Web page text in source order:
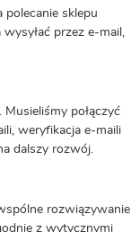
polecanie sklepu
przez e-mail,
połączyć
weryfikacja e-maili
dalszy rozwój.
rozwiązywanie
z wytycznymi